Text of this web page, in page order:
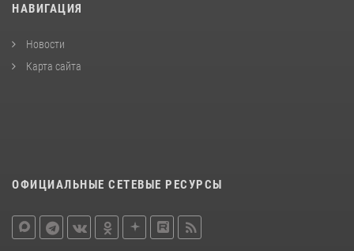
НАВИГАЦИЯ
Новости
Карта сайта
ОФИЦИАЛЬНЫЕ СЕТЕВЫЕ РЕСУРСЫ